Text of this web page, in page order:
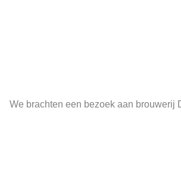
We brachten een bezoek aan brouwerij